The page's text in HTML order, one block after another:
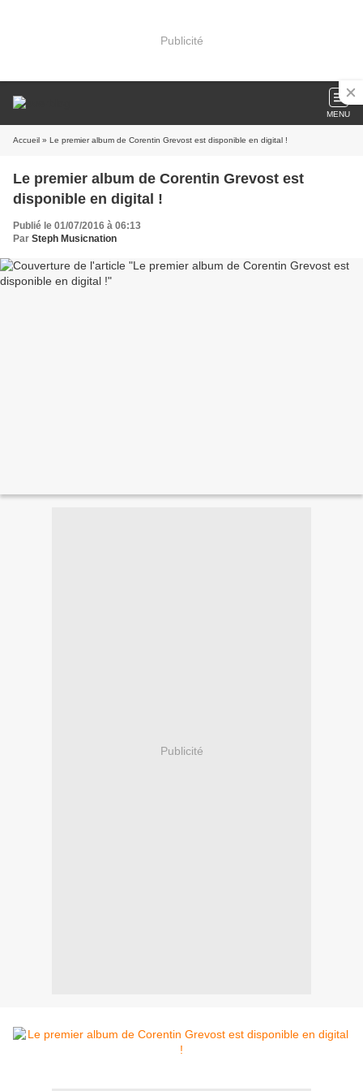
Publicité
MENU
Accueil » Le premier album de Corentin Grevost est disponible en digital !
Le premier album de Corentin Grevost est
disponible en digital !
Publié le 01/07/2016 à 06:13
Par Steph Musicnation
Publicité